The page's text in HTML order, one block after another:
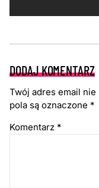
DODAJ KOMENTARZ
Twój adres email
pola są oznaczone *
Komentarz *